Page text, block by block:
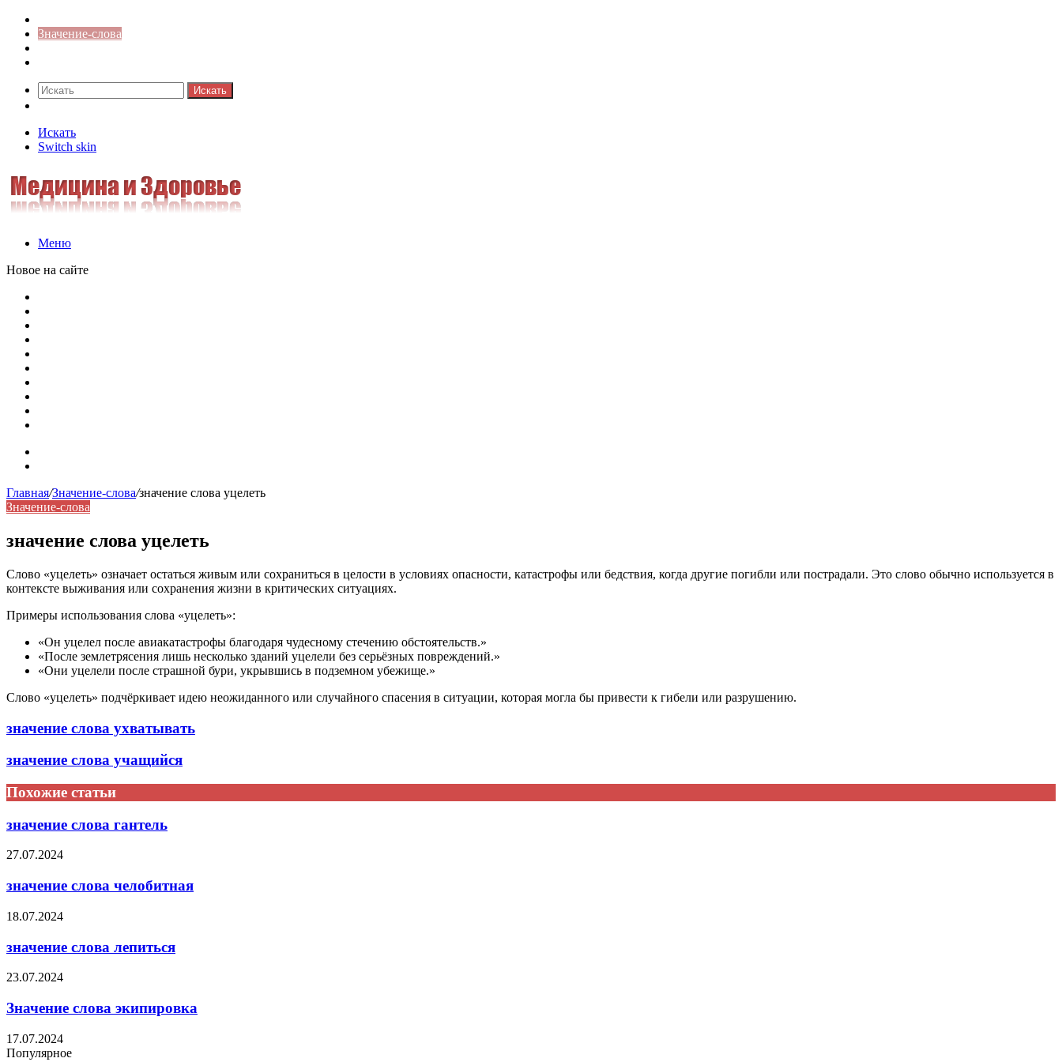
Значение-слова
Искать
Искать
Switch skin
Меню
Новое на сайте
Главная/Значение-слова/значение слова уцелеть
Значение-слова
значение слова уцелеть
Слово «уцелеть» означает остаться живым или сохраниться в целости в условиях опасности, катастрофы или бедствия, когда другие погибли или пострадали. Это слово обычно используется в
контексте выживания или сохранения жизни в критических ситуациях.
Примеры использования слова «уцелеть»:
«Он уцелел после авиакатастрофы благодаря чудесному стечению обстоятельств.»
«После землетрясения лишь несколько зданий уцелели без серьёзных повреждений.»
«Они уцелели после страшной бури, укрывшись в подземном убежище.»
Слово «уцелеть» подчёркивает идею неожиданного или случайного спасения в ситуации, которая могла бы привести к гибели или разрушению.
значение слова ухватывать
значение слова учащийся
Похожие статьи
значение слова гантель
27.07.2024
значение слова челобитная
18.07.2024
значение слова лепиться
23.07.2024
Значение слова экипировка
17.07.2024
Популярное